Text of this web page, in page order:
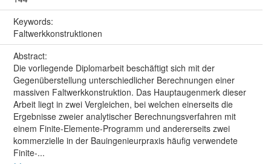
Keywords:
Faltwerkkonstruktionen
Abstract:
Die vorliegende Diplomarbeit beschäftigt sich mit der
Gegenüberstellung unterschiedlicher Berechnungen einer
massiven Faltwerkkonstruktion. Das Hauptaugenmerk dieser
Arbeit liegt in zwei Vergleichen, bei welchen einerseits die
Ergebnisse zweier analytischer Berechnungsverfahren mit
einem Finite-Elemente-Programm und andererseits zwei
kommerzielle in der Bauingenieurpraxis häufig verwendete
Finite-...